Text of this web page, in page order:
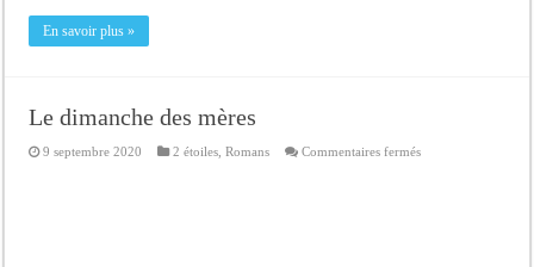
En savoir plus »
Le dimanche des mères
9 septembre 2020 2 étoiles ,Romans Commentaires ferméssur